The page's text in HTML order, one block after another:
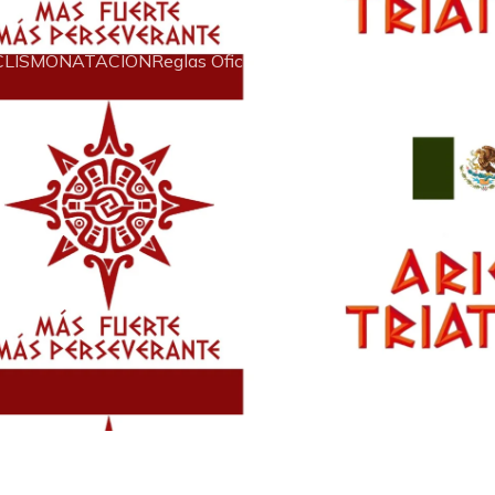
NATACIONReglas Oficiales del Triatlón